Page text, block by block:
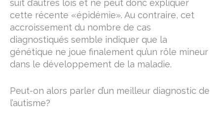
suit d’autres lois et ne peut donc expliquer
cette récente «épidémie». Au contraire, cet
accroissement du nombre de cas
diagnostiqués semble indiquer que la
génétique ne joue finalement qu’un rôle mineur
dans le développement de la maladie.
Peut-on alors parler d’un meilleur diagnostic de
l’autisme?